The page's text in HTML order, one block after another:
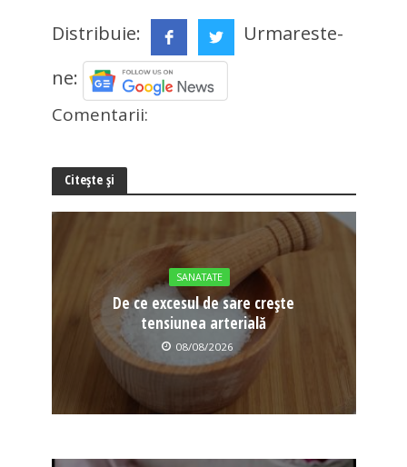
Distribuie:
Urmareste-
ne:
Comentarii:
Citește și
SANATATE
De ce excesul de sare crește
tensiunea arterială
08/08/2026